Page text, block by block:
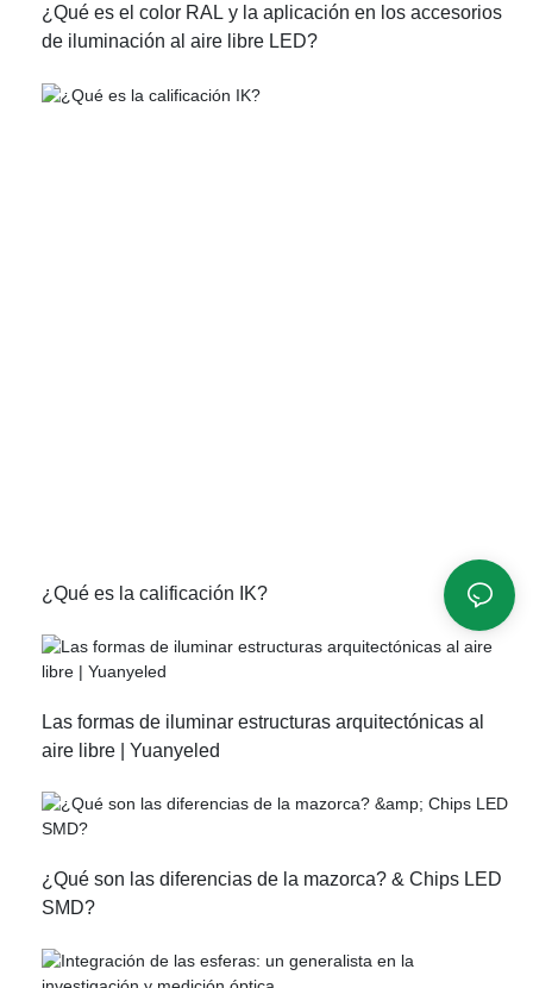
¿Qué es el color RAL y la aplicación en los accesorios
de iluminación al aire libre LED?
¿Qué es la calificación IK?
Las formas de iluminar estructuras arquitectónicas al
aire libre | Yuanyeled
¿Qué son las diferencias de la mazorca? & Chips LED
SMD?